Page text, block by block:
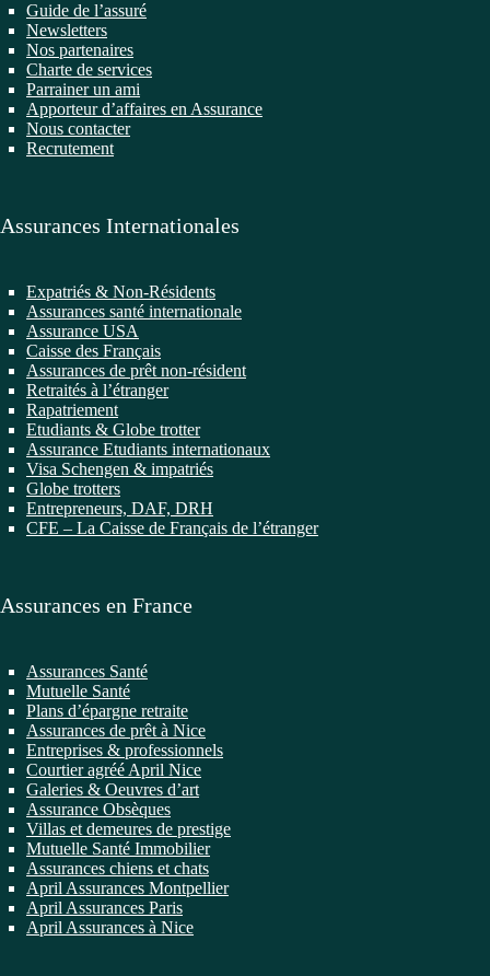
Guide de l’assuré
Newsletters
Nos partenaires
Charte de services
Parrainer un ami
Apporteur d’affaires en Assurance
Nous contacter
Recrutement
Assurances Internationales
Expatriés & Non-Résidents
Assurances santé internationale
Assurance USA
Caisse des Français
Assurances de prêt non-résident
Retraités à l’étranger
Rapatriement
Etudiants & Globe trotter
Assurance Etudiants internationaux
Visa Schengen & impatriés
Globe trotters
Entrepreneurs, DAF, DRH
CFE – La Caisse de Français de l’étranger
Assurances en France
Assurances Santé
Mutuelle Santé
Plans d’épargne retraite
Assurances de prêt à Nice
Entreprises & professionnels
Courtier agréé April Nice
Galeries & Oeuvres d’art
Assurance Obsèques
Villas et demeures de prestige
Mutuelle Santé Immobilier
Assurances chiens et chats
April Assurances Montpellier
April Assurances Paris
April Assurances à Nice